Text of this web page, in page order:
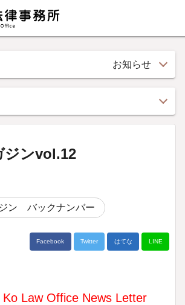
ジンvol.12
ン バックナンバー
Facebook Twitter はてな LINE
Ko Law Office News Letter
お知らせ